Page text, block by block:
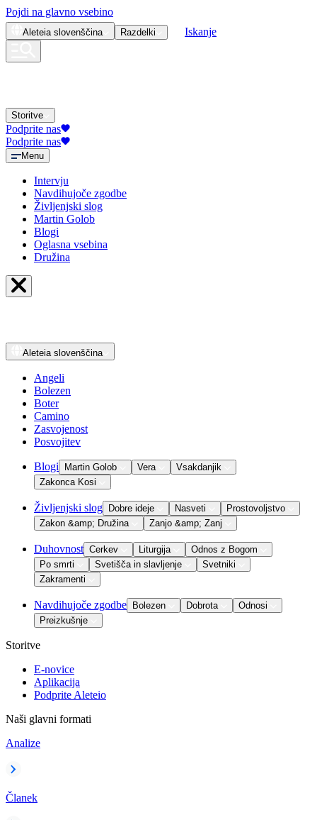
Pojdi na glavno vsebino
Aleteia slovenščina Razdelki Iskanje
Storitve
Podprite nas
Podprite nas
Menu
Intervju
Navdihujoče zgodbe
Življenjski slog
Martin Golob
Blogi
Oglasna vsebina
Družina
Aleteia slovenščina
Angeli
Bolezen
Boter
Camino
Zasvojenost
Posvojitev
Blogi Martin Golob Vera
Vsakdanjik
Zakonca Kosi
Življenjski slog Dobre ideje Nasveti
Prostovoljstvo
Zakon &amp; Družina
Zanjo &amp; Zanj
Duhovnost Cerkev Liturgija
Odnos z Bogom
Po smrti
Svetišča in slavljenje
Svetniki
Zakramenti
Navdihujoče zgodbe Bolezen Dobrota
Odnosi
Preizkušnje
Storitve
E-novice
Aplikacija
Podprite Aleteio
Naši glavni formati
Analize
Članek